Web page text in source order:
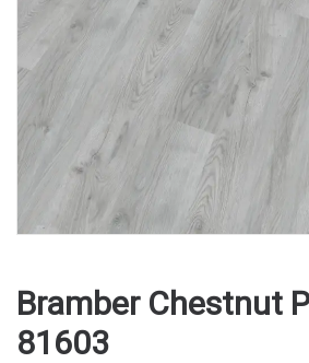
Bramber Chestnut
81603